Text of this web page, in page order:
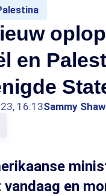
en
16:13Sammy
vandaag en